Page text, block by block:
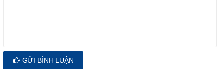
GỬI BÌNH LUẬN